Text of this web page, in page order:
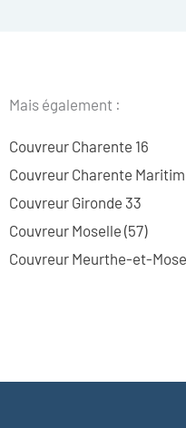
Mais également :
Couvreur Charente 16
Couvreur Charente
Couvreur Gironde 33
Couvreur Moselle (57)
Couvreur Meurthe-et-